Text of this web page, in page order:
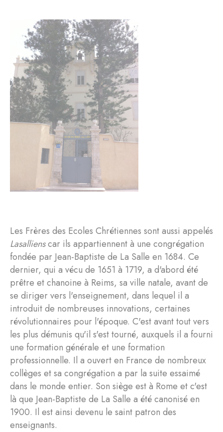
Les Frères des Ecoles Chrétiennes sont aussi appelés
Lasallienscar ils appartiennent à une congrégation
fondée par Jean-Baptiste de La Salle en 1684. Ce
dernier, qui a vécu de 1651 à 1719, a d'abord été
prêtre et chanoine à Reims, sa ville natale, avant de
se diriger vers l'enseignement, dans lequel il a
introduit de nombreuses innovations, certaines
révolutionnaires pour l'époque. C'est avant tout vers
les plus démunis qu'il s'est tourné, auxquels il a fourni
une formation générale et une formation
professionnelle. Il a ouvert en France de nombreux
collèges et sa congrégation a par la suite essaimé
dans le monde entier. Son siège est à Rome et c'est
là que Jean-Baptiste de La Salle a été canonisé en
1900. Il est ainsi devenu le saint patron des
enseignants.